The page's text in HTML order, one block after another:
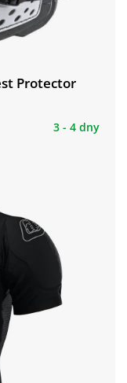
Protector
3 - 4 dny